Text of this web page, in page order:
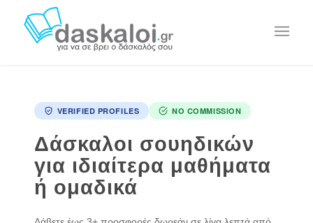
VERIFIED PROFILES NO COMMISSION
Δάσκαλοι σουηδικών
για ιδιαίτερα μαθήματα
ή ομαδικά